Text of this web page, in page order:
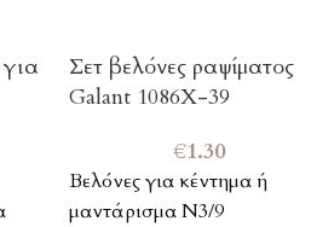
Σετ βελόνες ραψίματος
Galant 1086Χ-39
€1.30
Βελόνες για κέντημα ή
μαντάρισμα Ν3/9